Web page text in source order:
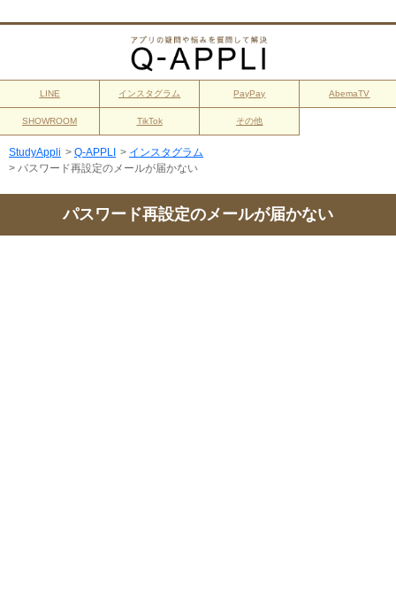
LINE インスタグラム PayPay AbemaTV
SHOWROOM TikTok その他
StudyAppli > Q-APPLI > インスタグラム
> パスワード再設定のメールが届かない
パスワード再設定のメールが届かない